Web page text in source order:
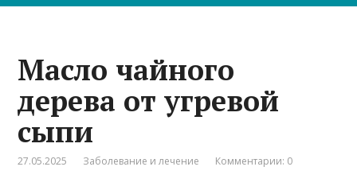
Масло чайного
дерева от угревой
сыпи
27.05.2025 Заболевание и лечение Комментарии: 0